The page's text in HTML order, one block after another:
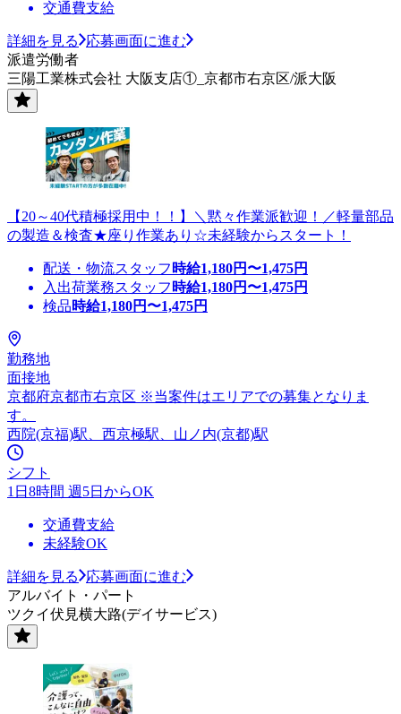
交通費支給
詳細を見る
応募画面に進む
派遣労働者
三陽工業株式会社 大阪支店①_京都市右京区/派大阪
【20～40代積極採用中！！】＼黙々作業派歓迎！／軽量部品
の製造＆検査★座り作業あり☆未経験からスタート！
配送・物流スタッフ 時給1,180円〜1,475円
入出荷業務スタッフ 時給1,180円〜1,475円
検品時給1,180円〜1,475円
勤務地
面接地
京都府京都市右京区 ※当案件はエリアでの募集となりま
す。
西院(京福)駅、西京極駅、山ノ内(京都)駅
シフト
1日8時間 週5日からOK
交通費支給
未経験OK
詳細を見る
応募画面に進む
アルバイト・パート
ツクイ伏見横大路(デイサービス)